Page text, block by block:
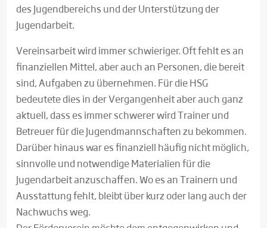
des Jugendbereichs und der Unterstützung der
Jugendarbeit.
Vereinsarbeit wird immer schwieriger. Oft fehlt es an
finanziellen Mittel, aber auch an Personen, die bereit
sind, Aufgaben zu übernehmen. Für die HSG
bedeutete dies in der Vergangenheit aber auch ganz
aktuell, dass es immer schwerer wird Trainer und
Betreuer für die Jugendmannschaften zu bekommen.
Darüber hinaus war es finanziell häufig nicht möglich,
sinnvolle und notwendige Materialien für die
Jugendarbeit anzuschaffen. Wo es an Trainern und
Ausstattung fehlt, bleibt über kurz oder lang auch der
Nachwuchs weg.